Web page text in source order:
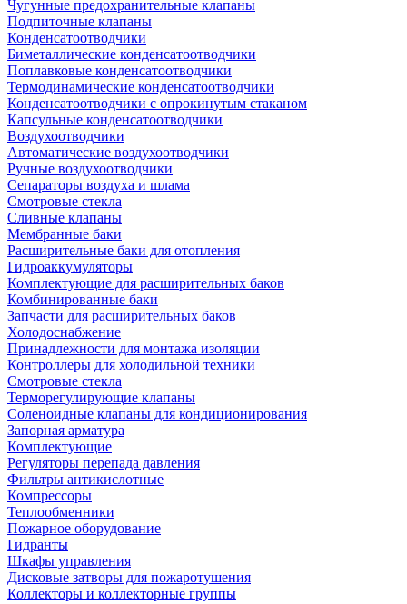
Чугунные предохранительные клапаны
Подпиточные клапаны
Конденсатоотводчики
Биметаллические конденсатоотводчики
Поплавковые конденсатоотводчики
Термодинамические конденсатоотводчики
Конденсатоотводчики с опрокинутым стаканом
Капсульные конденсатоотводчики
Воздухоотводчики
Автоматические воздухоотводчики
Ручные воздухоотводчики
Сепараторы воздуха и шлама
Смотровые стекла
Сливные клапаны
Мембранные баки
Расширительные баки для отопления
Гидроаккумуляторы
Комплектующие для расширительных баков
Комбинированные баки
Запчасти для расширительных баков
Холодоснабжение
Принадлежности для монтажа изоляции
Контроллеры для холодильной техники
Смотровые стекла
Терморегулирующие клапаны
Соленоидные клапаны для кондиционирования
Запорная арматура
Комплектующие
Регуляторы перепада давления
Фильтры антикислотные
Компрессоры
Теплообменники
Пожарное оборудование
Гидранты
Шкафы управления
Дисковые затворы для пожаротушения
Коллекторы и коллекторные группы